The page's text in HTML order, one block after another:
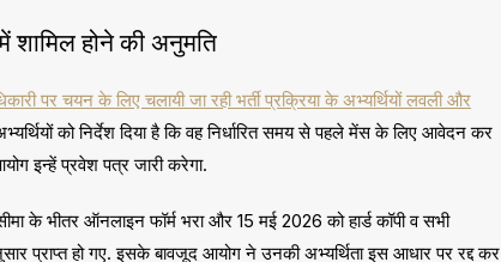
शामिल होने की अनुमति
पर चयन के लिए चलायी जा रही भर्ती प्रक्रिया के अभ्यर्थियों लवली और
को निर्देश दिया है कि वह निर्धारित समय से पहले मेंस के लिए आवेदन कर
इन्हें प्रवेश पत्र जारी करेगा.
के भीतर ऑनलाइन फॉर्म भरा और 15 मई 2026 को हार्ड कॉपी व सभी
प्राप्त हो गए. इसके बावजूद आयोग ने उनकी अभ्यर्थिता इस आधार पर रद्द कर